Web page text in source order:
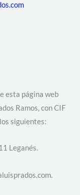
esta página web
Ramos, con CIF
siguientes:
Leganés.